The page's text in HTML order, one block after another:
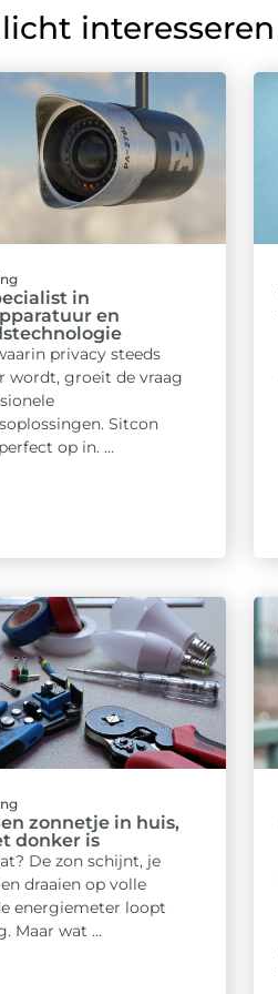
interesseren
in
en
privacy steeds
wordt, groeit de vraag
Sitcon
op in. ...
zonnetje in huis,
donker is
De zon schijnt, je
draaien op volle
energiemeter loopt
Maar wat ...